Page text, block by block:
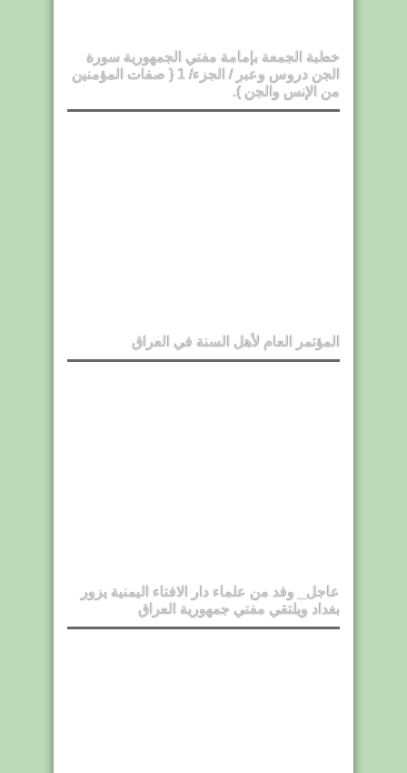
خطبة الجمعة بإمامة مفتي الجمهورية سورة
الجن دروس وعبر / الجزء/ 1 { صفات المؤمنين
من الإنس والجن ).
المؤتمر العام لأهل السنة في العراق
عاجل_ وفد من علماء دار الافتاء اليمنية يزور
بغداد ويلتقي مفتي جمهورية العراق